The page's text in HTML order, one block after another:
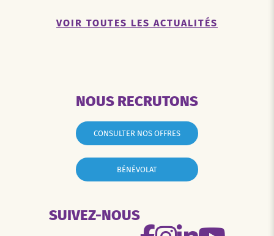
VOIR TOUTES LES ACTUALITÉS
NOUS RECRUTONS
CONSULTER NOS OFFRES
BÉNÉVOLAT
SUIVEZ-NOUS